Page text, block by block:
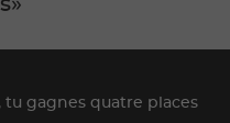
tu gagnes quatre places